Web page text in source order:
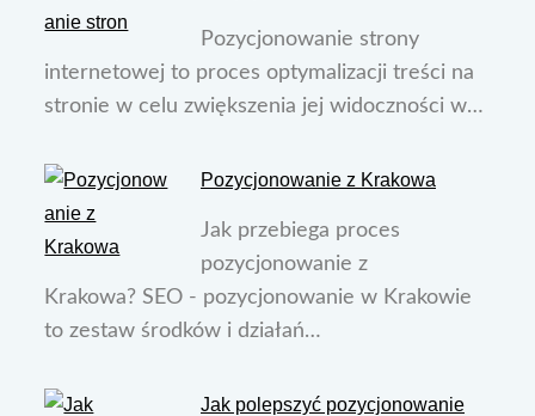
Pozycjonowanie strony
internetowej to proces optymalizacji treści na
stronie w celu zwiększenia jej widoczności w…
Pozycjonowanie z Krakowa
Jak przebiega proces
pozycjonowanie z
Krakowa? SEO - pozycjonowanie w Krakowie
to zestaw środków i działań…
Jak polepszyć pozycjonowanie